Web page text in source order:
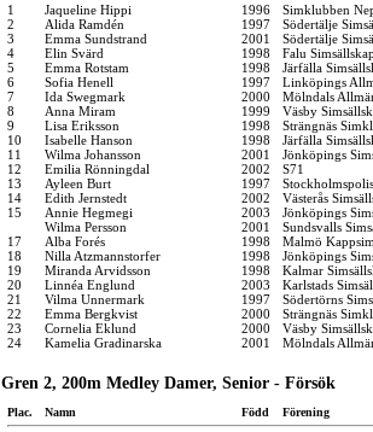
1 Jaqueline Hippi 1996
Simklubben
2
Alida Ramdén 1997
Södertälje
3
Emma Sundstrand 2001
Södertälje
4
Elin Svärd 1998
Falu
5
Emma Rotstam 1998
Järfälla
6
Sofia Henell 1997
Linköpings
7
Ida Swegmark 2000
Mölndals
8
Anna Miram 1999
Väsby
9
Lisa Eriksson 1998
Strängnäs
10
Isabelle Hanson 1998
Järfälla
11
Wilma Johansson 2001
Jönköpings
12
Emilia Rönningdal 2002
S71
13
Ayleen Burt 1997
14
Edith Jernstedt 2002
Västerås
15
Annie Hegmegi 2003
Jönköpings
Wilma Persson
2001
Sundsvalls
17
Alba Forés 1998
Malmö
18
Nilla Atzmannstorfer 1998
Jönköpings
19
Miranda Arvidsson 1998
Kalmar
20
Linnéa Englund 2003
Karlstads
21
Vilma Unnermark 1997
Södertörns
22
Emma Bergkvist 2000
Strängnäs
23
Cornelia Eklund 2000
Väsby
24
Kamelia Gradinarska 2001 Mölndals
Gren 2, 200m Medley Damer, Senior - Försök
Plac. Namn Född Förening